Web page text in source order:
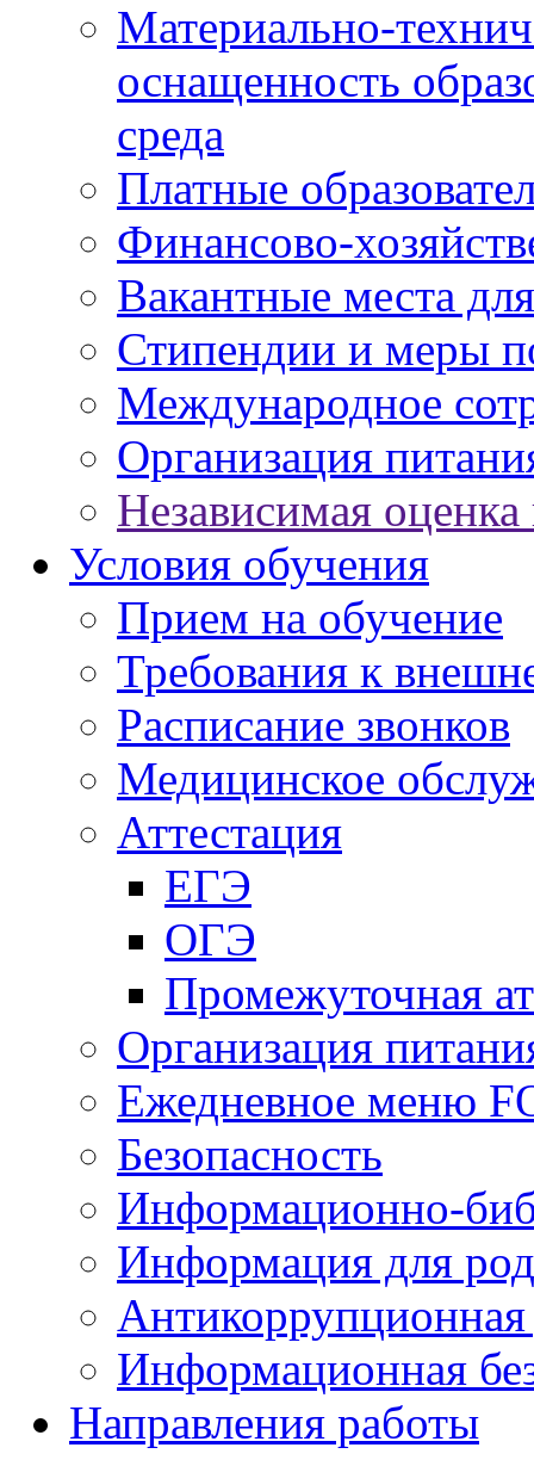
Материально-
оснащенность
среда
Платные
Финансово-
Вакантные места
Стипендии и меры
Международное
Организация
Независимая оценка
Условия обучения
Прием на обучение
Требования к
Расписание звонков
Медицинское
Аттестация
ЕГЭ
ОГЭ
Промежуточная
Организация
Ежедневное меню
Безопасность
Информационно-
Информация для
Антикоррупционная
Информационная
Направления работы